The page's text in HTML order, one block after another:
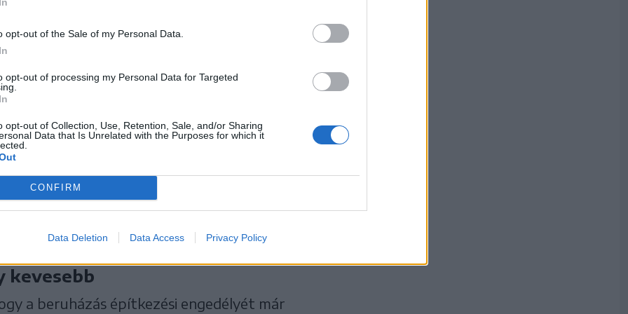
opt-out of the Sale of my Personal Data.
opt-out of processing my Personal Data for Targeted
opt-out of Collection, Use, Retention, Sale, and/or Sharing
Data that Is Unrelated with the Purposes for which it
CONFIRM
Data Deletion Data Access Privacy Policy
endoszkópiás központot alakítanak ki.
lehetőség lesz az
is
majd elvégeztetni, hogy megelőzhető
kevesebb
a beruházás építkezési engedélyét már